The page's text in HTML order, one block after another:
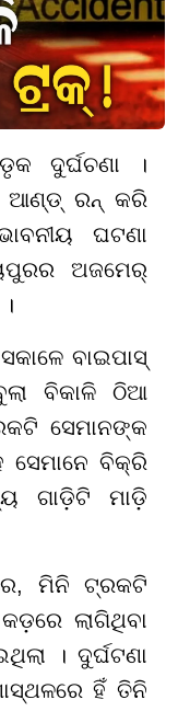
ଦୁର୍ଘଚଣା ।
ଆଣ୍ଡ୍ ରନ୍ କରି
ଘଟଣା
ଅଜମେର୍
ବାଇପାସ୍
ବିକାଳି ଠିଆ
ସେମାନଙ୍କ
ସେମାନେ ବିକ୍ରି
ଗାଡ଼ିଟି ମାଡ଼ି
ମିନି ଟ୍ରକଟି
ଲାଗିଥିବା
। ଦୁର୍ଘଟଣା
ହିଁ ତିନି